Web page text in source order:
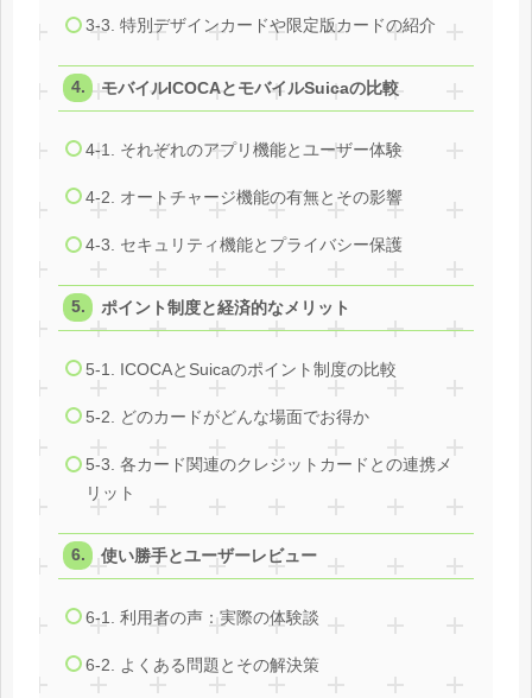
3-3. 特別デザインカードや限定版カードの紹介
モバイルICOCAとモバイルSuicaの比較
4-1. それぞれのアプリ機能とユーザー体験
4-2. オートチャージ機能の有無とその影響
4-3. セキュリティ機能とプライバシー保護
ポイント制度と経済的なメリット
5-1. ICOCAとSuicaのポイント制度の比較
5-2. どのカードがどんな場面でお得か
5-3. 各カード関連のクレジットカードとの連携メ
リット
使い勝手とユーザーレビュー
6-1. 利用者の声：実際の体験談
6-2. よくある問題とその解決策